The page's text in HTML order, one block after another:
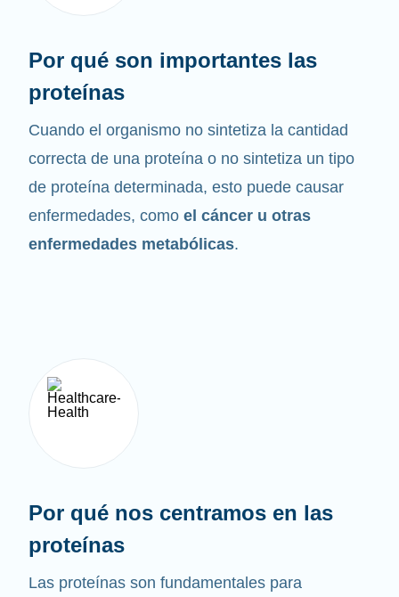
Por qué son importantes las
proteínas
Cuando el organismo no sintetiza la cantidad
correcta de una proteína o no sintetiza un tipo
de proteína determinada, esto puede causar
enfermedades, como el cáncer u otras
enfermedades metabólicas.
Por qué nos centramos en las
proteínas
Las proteínas son fundamentales para